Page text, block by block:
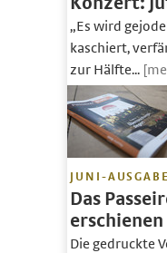
„Es wird
kaschiert,
zur Hälfte...
JUNI-AUSGABE
Das
erschienen
Die gedruckte